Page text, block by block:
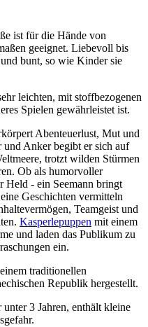
ist für die Hände von
geeignet. Liebevoll bis
bunt, so wie Kinder sie
leichten, mit stoffbezogenen
Spielen gewährleistet ist.
Abenteuerlust, Mut und
Anker begibt er sich auf
trotzt wilden Stürmen
Ob als humorvoller
Held - ein Seemann bringt
Geschichten vermitteln
Teamgeist und
Kasperlepuppen mit einem
und laden das Publikum zu
ein.
traditionellen
Republik hergestellt.
3 Jahren, enthält kleine